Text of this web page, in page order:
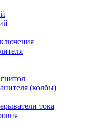
(колбы)
тока